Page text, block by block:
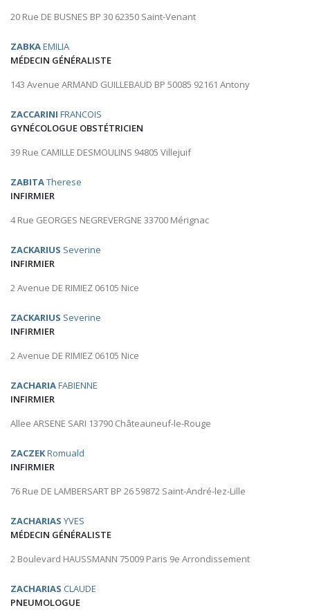
20 Rue DE BUSNES BP 30 62350 Saint-Venant
ZABKAEMILIA
MÉDECIN GÉNÉRALISTE
143 Avenue ARMAND GUILLEBAUD BP 50085 92161 Antony
ZACCARINI FRANCOIS
GYNÉCOLOGUE OBSTÉTRICIEN
39 Rue CAMILLE DESMOULINS 94805 Villejuif
ZABITATherese
INFIRMIER
4 Rue GEORGES NEGREVERGNE 33700 Mérignac
ZACKARIUS Severine
INFIRMIER
2 Avenue DE RIMIEZ 06105 Nice
ZACKARIUS Severine
INFIRMIER
2 Avenue DE RIMIEZ 06105 Nice
ZACHARIAFABIENNE
INFIRMIER
Allee ARSENE SARI 13790 Châteauneuf-le-Rouge
ZACZEKRomuald
INFIRMIER
76 Rue DE LAMBERSART BP 26 59872 Saint-André-lez-Lille
ZACHARIAS YVES
MÉDECIN GÉNÉRALISTE
2 Boulevard HAUSSMANN 75009 Paris 9e Arrondissement
ZACHARIAS CLAUDE
PNEUMOLOGUE